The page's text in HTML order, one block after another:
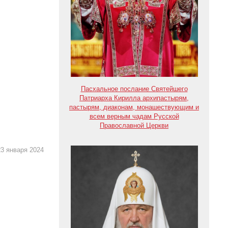
января 2024
Пасхальное послание Святейшего
Патриарха Кирилла архипастырям,
пастырям, диаконам, монашествующим и
всем верным чадам Русской
Православной Церкви